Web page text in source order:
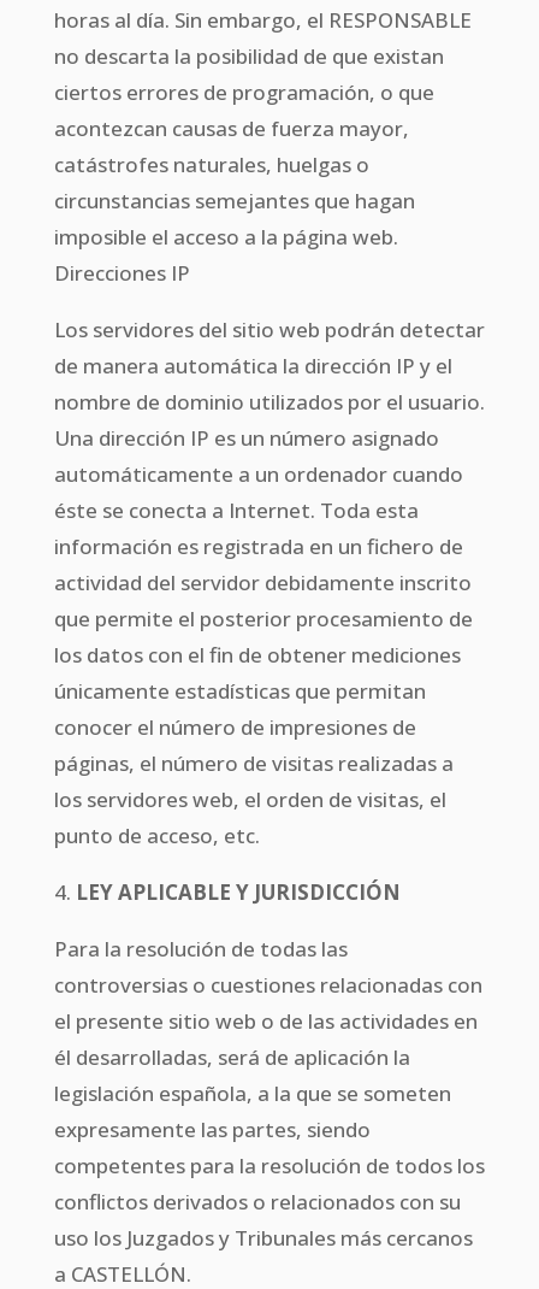
horas al día. Sin embargo, el RESPONSABLE
no descarta la posibilidad de que existan
ciertos errores de programación, o que
acontezcan causas de fuerza mayor,
catástrofes naturales, huelgas o
circunstancias semejantes que hagan
imposible el acceso a la página web.
Direcciones IP
Los servidores del sitio web podrán detectar
de manera automática la dirección IP y el
nombre de dominio utilizados por el usuario.
Una dirección IP es un número asignado
automáticamente a un ordenador cuando
éste se conecta a Internet. Toda esta
información es registrada en un fichero de
actividad del servidor debidamente inscrito
que permite el posterior procesamiento de
los datos con el fin de obtener mediciones
únicamente estadísticas que permitan
conocer el número de impresiones de
páginas, el número de visitas realizadas a
los servidores web, el orden de visitas, el
punto de acceso, etc.
4. LEY APLICABLE Y JURISDICCIÓN
Para la resolución de todas las
controversias o cuestiones relacionadas con
el presente sitio web o de las actividades en
él desarrolladas, será de aplicación la
legislación española, a la que se someten
expresamente las partes, siendo
competentes para la resolución de todos los
conflictos derivados o relacionados con su
uso los Juzgados y Tribunales más cercanos
a CASTELLÓN.